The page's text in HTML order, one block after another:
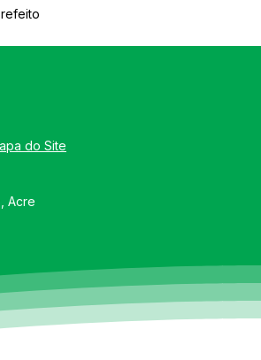
do Site
Acre